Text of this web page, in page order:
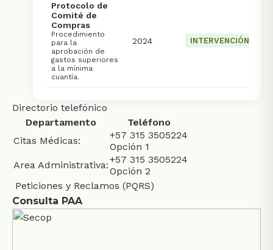
Protocolo de
Comité de
Compras
Procedimiento
para la
aprobación de
gastos superiores
a la mínima
cuantía.
2024 INTERVENCIÓN
Directorio telefónico
Departamento
Teléfono
Citas Médicas:
+57 315 3505224
Opción 1
Area Administrativa:+57 315 3505224
Opción 2
Peticiones y Reclamos (PQRS)
Consulta PAA